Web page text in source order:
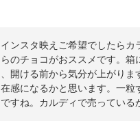
インスタ映えご希望でしたら
らのチョコがおススメです。
、開ける前から気分が上がり
在感になるかと思います。一
ですね。カルディで売ってい